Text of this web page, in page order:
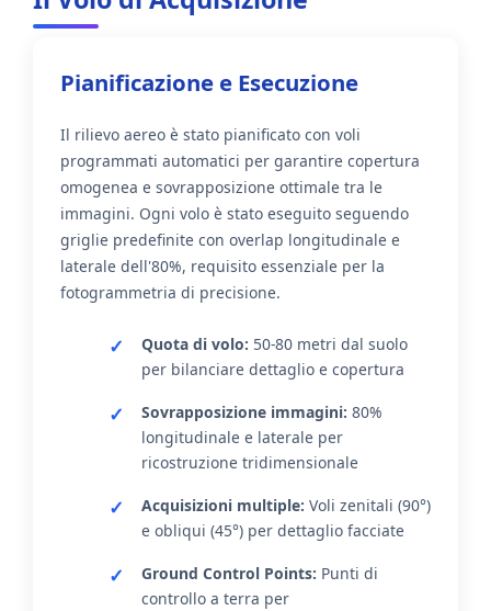
Pianificazione e Esecuzione
Il rilievo aereo è stato pianificato con voli
programmati automatici per garantire copertura
omogenea e sovrapposizione ottimale tra le
immagini. Ogni volo è stato eseguito seguendo
griglie predefinite con overlap longitudinale e
laterale dell'80%, requisito essenziale per la
fotogrammetria di precisione.
Quota di volo: 50-80 metri dal suolo
per bilanciare dettaglio e copertura
Sovrapposizione immagini: 80%
longitudinale e laterale per
ricostruzione tridimensionale
Acquisizioni multiple: Voli zenitali (90°)
e obliqui (45°) per dettaglio facciate
Ground Control Points: Punti di
controllo a terra per